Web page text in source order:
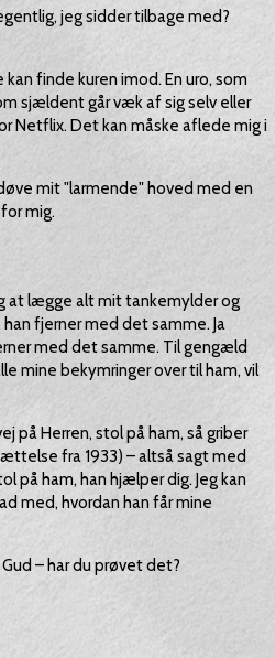
jeg sidder tilbage med?
finde kuren imod. En uro, som
sjældent går væk af sig selv eller
Netflix. Det kan måske aflede mig i
mit "larmende" hoved med en
mig.
at lægge alt mit tankemylder og
fjerner med det samme. Ja
med det samme. Til gengæld
mine bekymringer over til ham, vil
på Herren, stol på ham, så griber
fra 1933) – altså sagt med
på ham, han hjælper dig. Jeg kan
med, hvordan han får mine
– har du prøvet det?